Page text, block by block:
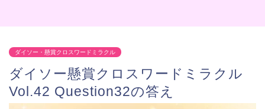
ダイソー・懸賞クロスワードミラクル
ダイソー懸賞クロスワードミラクル
Vol.42 Question32の答え